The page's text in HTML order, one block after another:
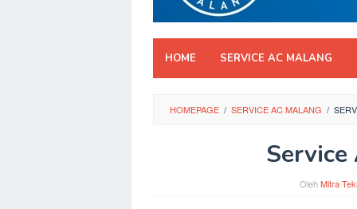
HOME SERVICE AC MALANG
HOMEPAGE / SERVICE AC MALANG /
Service
OlehMitra